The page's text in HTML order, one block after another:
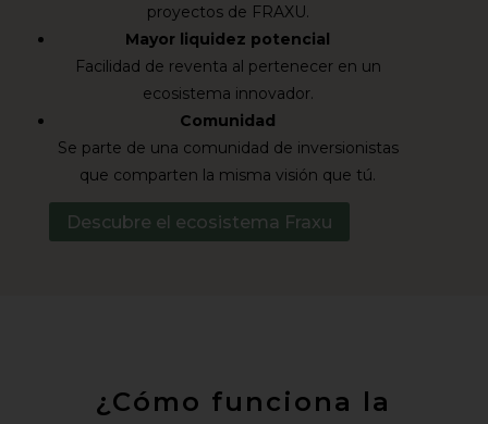
proyectos de FRAXU.
Mayor liquidez potencial
Facilidad de reventa al pertenecer en un
ecosistema innovador.
Comunidad
Se parte de una comunidad de inversionistas
que comparten la misma visión que tú.
Descubre el ecosistema Fraxu
¿Cómo funciona la